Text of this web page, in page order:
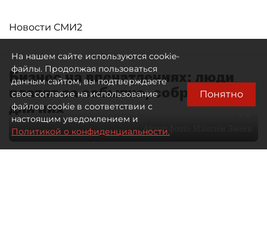
Новости СМИ2
Бизнес на впечатлениях: люди
платят за событие, собранное
для них
Автор фото:
На нашем сайте используются cookie-
файлы. Продолжая пользоваться
данным сайтом, вы подтверждаете
свое согласие на использование
файлов cookie в соответствии с
настоящим уведомлением и
Политикой о конфиденциальности.
Понятно